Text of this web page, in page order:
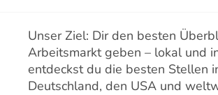
Unser Ziel: Dir den besten
Arbeitsmarkt geben – lokal und
entdeckst du die besten Stellen
Deutschland, den USA und